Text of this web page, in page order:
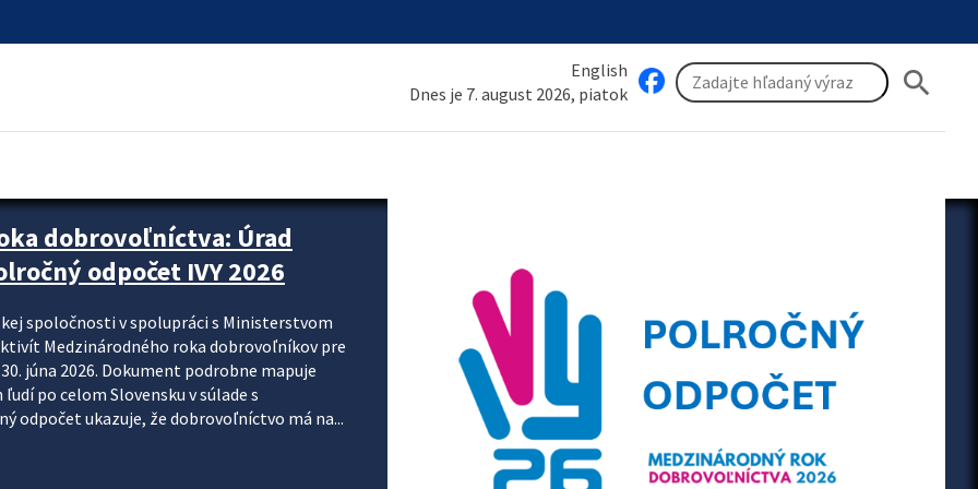
English
Dnes je 7. august 2026, piatok
search
krok za krokom
systému DPH a digitalizácie fakturačných
k tomu, aby sa elektronická faktúra stala
je priniesť jednoduchšie, rýchlejšie a
údajov, znížiť riziko chýb a podporiť
preto nepredstavuje...